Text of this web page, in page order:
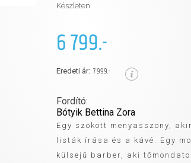
Készleten
6 799.-
Eredeti ár: 7 999.-
Fordító:
Bótyik Bettina Zora
Egy szökött menyasszony,
listák írása és a kávé. Egy
külsejű barber, aki